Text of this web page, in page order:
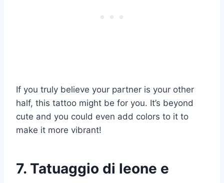
If you truly believe your partner is your other
half, this tattoo might be for you. It’s beyond
cute and you could even add colors to it to
make it more vibrant!
7. Tatuaggio di leone e